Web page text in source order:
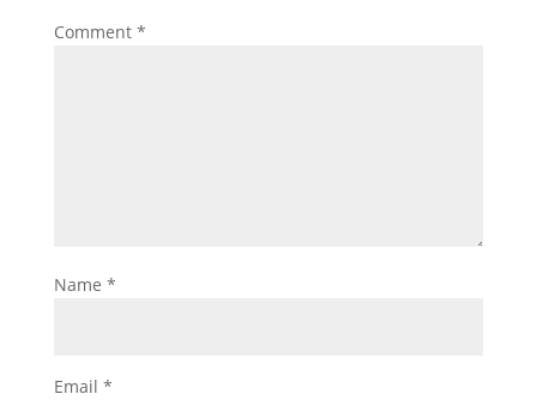
Comment *
Name *
Email *